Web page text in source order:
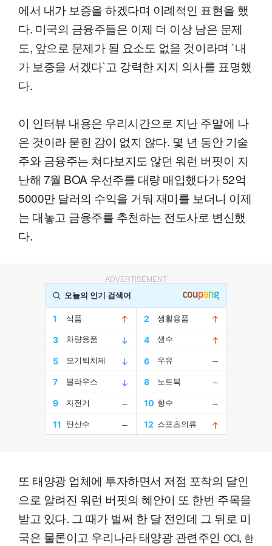
에서 내가 보증을 하겠다며 이례적인 표현을 했
다. 미국의 금융주들은 이제 더 이상 남은 문제
도, 앞으로 문제가 될 요소도 없을 것이라며 `내
가 보증을 서겠다`고 강력한 지지 의사를 표명했
다.
이 인터뷰 내용은 우리시간으로 지난 주말에 나
온 것이라 묻힌 감이 없지 않다. 몇 년 동안 기술
주와 금융주는 쳐다보지도 않던 워런 버핏이 지
난해 7월 BOA 우선주를 대량 매입했다가 52억
5000만 달러의 수익을 거둬 재미를 보더니 이제
는 대놓고 금융주를 추천하는 전도사로 변신했
다.
ADVERTISEMENT
또 태양광 업체에 투자하면서 저점 포착의 달인
으로 알려진 워런 버핏의 혜안이 또 한번 주목을
받고 있다. 그 때가 벌써 한 달 전인데 그 뒤로 미
국은 물론이고 우리나라 태양광 관련주인 OCI , 한